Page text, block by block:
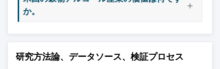
か。
研究方法論、データソース、検証プロセス